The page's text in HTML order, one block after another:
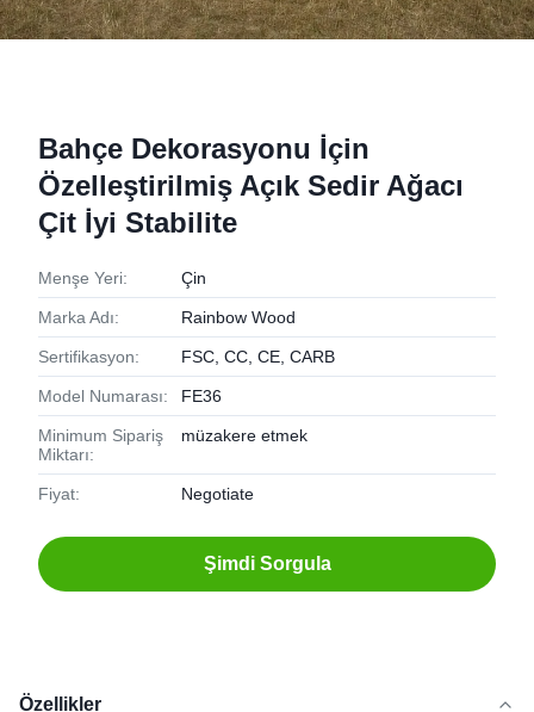
Bahçe Dekorasyonu İçin
Özelleştirilmiş Açık Sedir Ağacı
Çit İyi Stabilite
Menşe Yeri: Çin
Marka Adı: Rainbow Wood
Sertifikasyon: FSC, CC, CE, CARB
Model Numarası: FE36
Minimum Sipariş
Miktarı:
müzakere etmek
Fiyat: Negotiate
Şimdi Sorgula
Özellikler